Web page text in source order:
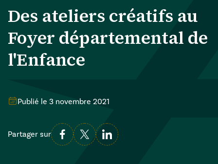
Des ateliers créatifs au
Foyer départemental de
l'Enfance
Publié le 3 novembre 2021
Partager sur